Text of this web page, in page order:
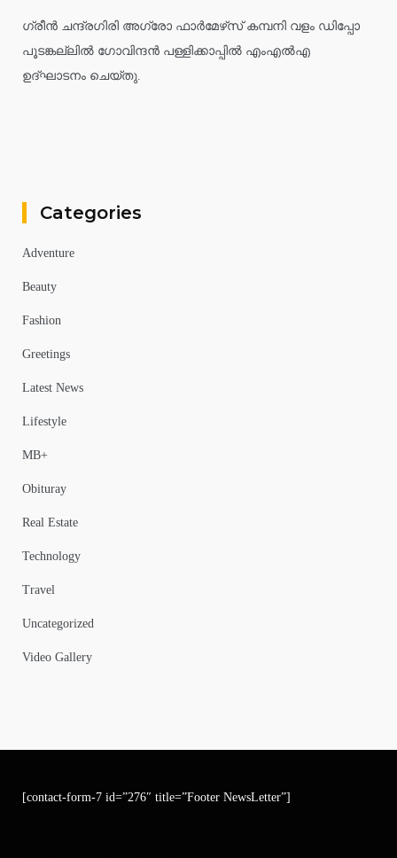
ഗ്രീൻ ചന്ദ്രഗിരി അഗ്രോ ഫാർമേഴ്‌സ് കമ്പനി വളം ഡിപ്പോ
പൂടങ്കല്ലിൽ ഗോവിന്ദൻ പള്ളിക്കാപ്പിൽ എംഎൽഎ
ഉദ്ഘാടനം ചെയ്തു.
Categories
Adventure
Beauty
Fashion
Greetings
Latest News
Lifestyle
MB+
Obituray
Real Estate
Technology
Travel
Uncategorized
Video Gallery
[contact-form-7 id=”276″ title=”Footer NewsLetter”]